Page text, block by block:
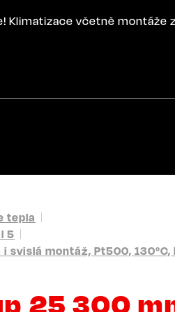
Klimatizace včetně montáže
tepla
5
montáž, Pt500, 130°C,
25 300